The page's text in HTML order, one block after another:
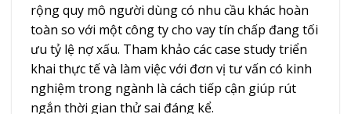
rộng quy mô người dùng có nhu cầu khác hoàn
toàn so với một công ty cho vay tín chấp đang tối
ưu tỷ lệ nợ xấu. Tham khảo các case study triển
khai thực tế và làm việc với đơn vị tư vấn có kinh
nghiệm trong ngành là cách tiếp cận giúp rút
ngắn thời gian thử sai đáng kể.